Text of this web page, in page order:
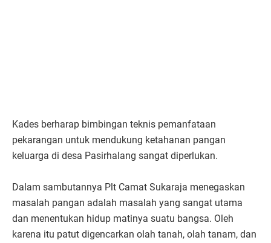
Kades berharap bimbingan teknis pemanfataan
pekarangan untuk mendukung ketahanan pangan
keluarga di desa Pasirhalang sangat diperlukan.
Dalam sambutannya Plt Camat Sukaraja menegaskan
masalah pangan adalah masalah yang sangat utama
dan menentukan hidup matinya suatu bangsa. Oleh
karena itu patut digencarkan olah tanah, olah tanam, dan